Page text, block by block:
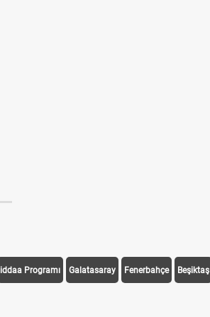
iddaa Programı Galatasaray Fenerbahçe Beşiktaş